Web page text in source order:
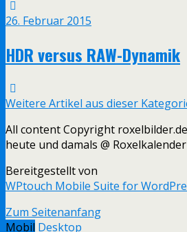
26. Februar 2015
HDR versus RAW-Dynamik
Weitere Artikel aus dieser
All content Copyright
heute und damals @ Roxelkalender
Bereitgestellt von
WPtouch Mobile Suite for
Zum Seitenanfang
Mobil Desktop